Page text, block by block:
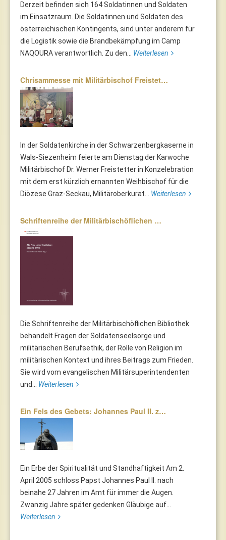
Derzeit befinden sich 164 Soldatinnen und Soldaten
im Einsatzraum. Die Soldatinnen und Soldaten des
österreichischen Kontingents, sind unter anderem für
die Logistik sowie die Brandbekämpfung im Camp
NAQOURA verantwortlich. Zu den... Weiterlesen
Chrisammesse mit Militärbischof Freistet…
In der Soldatenkirche in der Schwarzenbergkaserne in
Wals-Siezenheim feierte am Dienstag der Karwoche
Militärbischof Dr. Werner Freistetter in Konzelebration
mit dem erst kürzlich ernannten Weihbischof für die
Diözese Graz-Seckau, Militäroberkurat... Weiterlesen
Schriftenreihe der Militärbischöflichen …
Die Schriftenreihe der Militärbischöflichen Bibliothek
behandelt Fragen der Soldatenseelsorge und
militärischen Berufsethik, der Rolle von Religion im
militärischen Kontext und ihres Beitrags zum Frieden.
Sie wird vom evangelischen Militärsuperintendenten
und... Weiterlesen
Ein Fels des Gebets: Johannes Paul II. z…
Ein Erbe der Spiritualität und Standhaftigkeit Am 2.
April 2005 schloss Papst Johannes Paul II. nach
beinahe 27 Jahren im Amt für immer die Augen.
Zwanzig Jahre später gedenken Gläubige auf...
Weiterlesen